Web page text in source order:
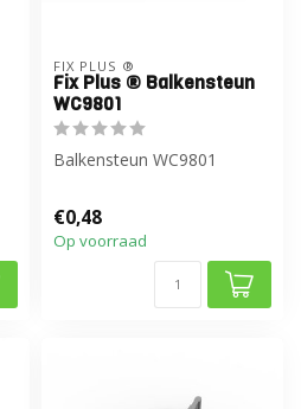
FIX PLUS ®
Fix Plus ® Balkensteun
WC9801
Balkensteun WC9801
€0,48
Op voorraad